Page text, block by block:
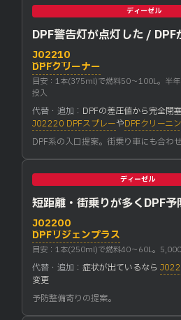
ディーゼル
DPF警告灯が点灯した / DPF
J02210
DPFクリーナー
目安：1本(375ml)で燃料50〜100L。半
投入
代替・追加： DPFの差圧値から完全閉
J02220 DPFスプレーやDPFクリーニ
DPF系の入口提案。街乗り車にも合わ
ディーゼル
短距離・街乗りが多くDPF予
J02200
DPFリジェンプラス
目安：1本(250ml)で燃料40〜60L。
代替・追加：症状が出ているなら
変更
予防整備寄りの提案。